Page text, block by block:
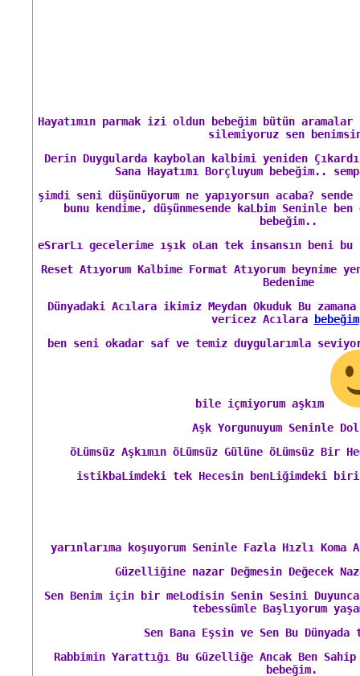
Hayatımın parmak izi oldun bebeğim bütün
silemiyoruz sen
Derin Duygularda kaybolan kalbimi yeniden
Sana Hayatımı Borçluyum bebeğim..
şimdi seni düşünüyorum ne yapıyorsun acaba? sende
bunu kendime, düşünmesende kaLbim Seninle
bebeğim..
eSrarLı gecelerime ışık oLan tek insansın beni bu
Reset Atıyorum Kalbime Format Atıyorum beynime
Bedenime
Dünyadaki Acılara ikimiz Meydan Okuduk Bu
vericez Acılara
bebeğim
ben seni okadar saf ve temiz duygularımla
bile içmiyorum aşkım
Aşk Yorgunuyum Seninle
öLümsüz Aşkımın öLümsüz Gülüne öLümsüz Bir
istikbaLimdeki tek Hecesin benLiğimdeki
yarınlarıma koşuyorum Seninle Fazla Hızlı Koma
Güzelliğine nazar Değmesin Değecek
Sen Benim için bir meLodisin Senin Sesini
tebessümle Başlıyorum
Sen Bana Eşsin ve Sen Bu Dünyada
Rabbimin Yarattığı Bu Güzelliğe Ancak Ben Sahip
bebeğim.